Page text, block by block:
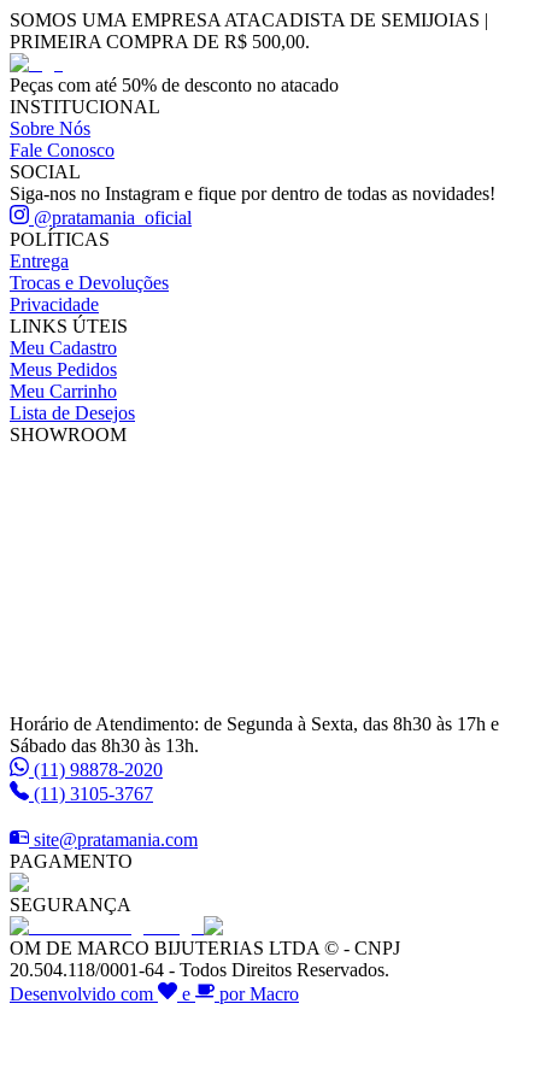
SOMOS UMA EMPRESA ATACADISTA DE SEMIJOIAS |
PRIMEIRA COMPRA DE R$ 500,00.
Peças com até 50% de desconto no atacado
INSTITUCIONAL
Sobre Nós
Fale Conosco
SOCIAL
Siga-nos no Instagram e fique por dentro de todas as novidades!
@pratamania_oficial
POLÍTICAS
Entrega
Trocas e Devoluções
Privacidade
LINKS ÚTEIS
Meu Cadastro
Meus Pedidos
Meu Carrinho
Lista de Desejos
SHOWROOM
Horário de Atendimento: de Segunda à Sexta, das 8h30 às 17h e
Sábado das 8h30 às 13h.
(11) 98878-2020
(11) 3105-3767
site@pratamania.com
PAGAMENTO
SEGURANÇA
OM DE MARCO BIJUTERIAS LTDA © - CNPJ
20.504.118/0001-64 - Todos Direitos Reservados.
Desenvolvido com
e por Macro